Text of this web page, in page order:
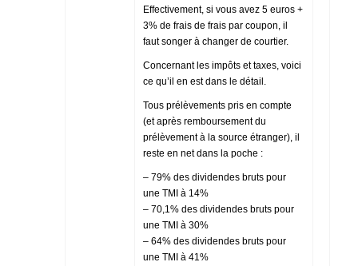
Effectivement, si vous avez 5 euros +
3% de frais de frais par coupon, il
faut songer à changer de courtier.
Concernant les impôts et taxes, voici
ce qu’il en est dans le détail.
Tous prélèvements pris en compte
(et après remboursement du
prélèvement à la source étranger), il
reste en net dans la poche :
– 79% des dividendes bruts pour
une TMI à 14%
– 70,1% des dividendes bruts pour
une TMI à 30%
– 64% des dividendes bruts pour
une TMI à 41%